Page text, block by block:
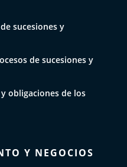
sucesiones y
de sucesiones y
obligaciones de los
Y NEGOCIOS